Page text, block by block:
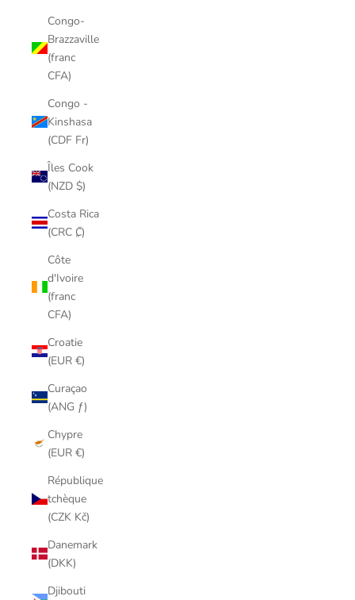
Congo-
Brazzaville
(franc
CFA)
Congo -
Kinshasa
(CDF Fr)
Îles Cook
(NZD $)
Costa Rica
(CRC ₡)
Côte
d'Ivoire
(franc
CFA)
Croatie
(EUR €)
Curaçao
(ANG ƒ)
Chypre
(EUR €)
République
tchèque
(CZK Kč)
Danemark
(DKK)
Djibouti